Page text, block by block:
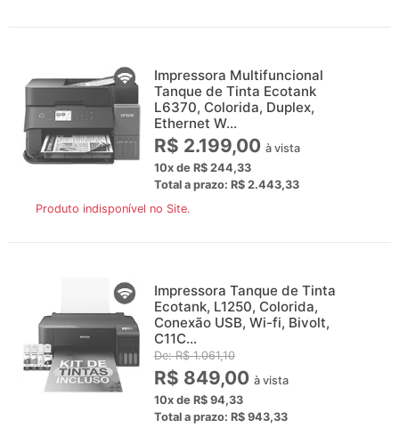
Impressora Multifuncional
Tanque de Tinta Ecotank
L6370, Colorida, Duplex,
Ethernet W...
R$ 2.199,00 à vista
10x de R$ 244,33
Total a prazo: R$ 2.443,33
Produto indisponível no Site.
Impressora Tanque de Tinta
Ecotank, L1250, Colorida,
Conexão USB, Wi-fi, Bivolt,
C11C...
De: R$ 1.061,10
R$ 849,00 à vista
10x de R$ 94,33
Total a prazo: R$ 943,33